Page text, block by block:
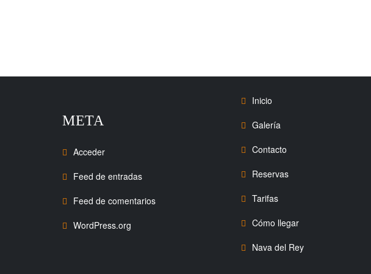
META
Acceder
Feed de entradas
Feed de comentarios
WordPress.org
Inicio
Galería
Contacto
Reservas
Tarifas
Cómo llegar
Nava del Rey